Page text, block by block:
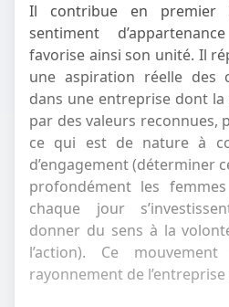
Il contribue en
sentiment
favorise ainsi son unité. Il
une aspiration réelle des
dans une entreprise dont
par des valeurs reconnues,
ce qui est de nature à
d’engagement (déterminer
profondément les
chaque jour
donner du sens à la
l’action). Ce
rayonnement de